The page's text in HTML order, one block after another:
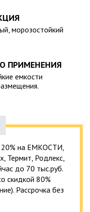
морозостойкий
ПРИМЕНЕНИЯ
емкости
20% на ЕМКОСТИ,
Термит, Родлекс,
до 70 тыс.руб.
скидкой 80%
Рассрочка без